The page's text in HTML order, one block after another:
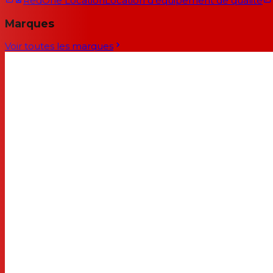
Marques
Voir toutes les marques